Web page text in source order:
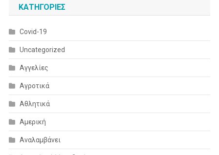
KΑΤΗΓΟΡΊΕΣ
Covid-19
Uncategorized
Αγγελίες
Αγροτικά
Αθλητικά
Αμερική
Αναλαμβάνει